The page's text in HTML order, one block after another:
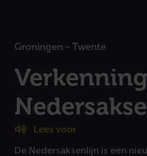
Groningen - Twente
:
Lees voor
De Nedersaksenlijn is een